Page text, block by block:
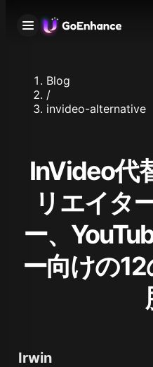
Blog
/
invideo-alternative
InVideo代
リエイタ
ー、
ー向けの
Irwin